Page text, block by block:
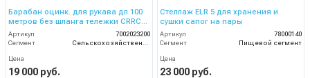
Барабан оцинк. для рукава дл.100
метров без шланга тележки CRRC
120 ECO
Артикул
7002023200
Сегмент
Цена
19 000 руб.
Стеллаж ELR 5 для хранения и
сушки сапог на пары
Артикул
78000140
Сегмент
Пищевой сегмент
Цена
23 000 руб.